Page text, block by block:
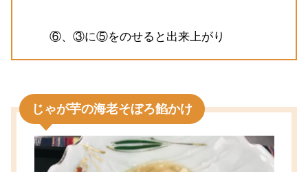
⑥、③に⑤をのせると出来上がり
じゃが芋の海老そぼろ餡かけ